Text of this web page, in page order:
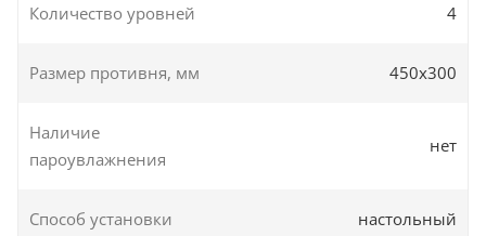
Количество уровней 4
Размер противня, мм 450х300
Наличие
пароувлажнения
нет
Способ установки настольный